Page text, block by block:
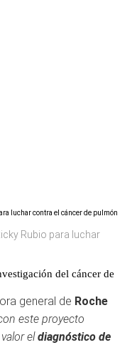
Rubio para luchar
del cáncer de
general de Roche
este proyecto
eldiagnóstico de